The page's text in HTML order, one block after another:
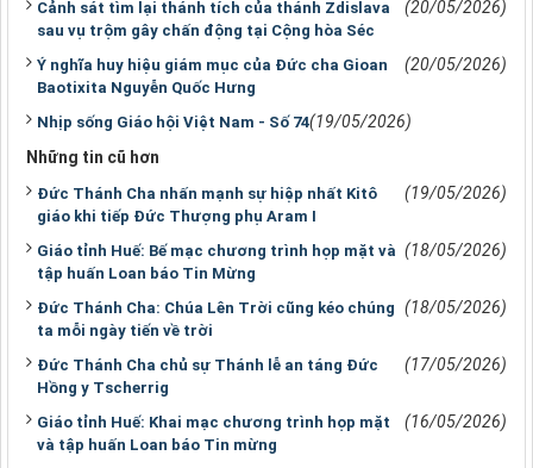
Cảnh sát tìm lại thánh tích của thánh Zdislava
sau vụ trộm gây chấn động tại Cộng hòa Séc
(20/05/2026)
Ý nghĩa huy hiệu giám mục của Đức cha Gioan
Baotixita Nguyễn Quốc Hưng
(20/05/2026)
Nhịp sống Giáo hội Việt Nam - Số 74(19/05/2026)
Những tin cũ hơn
Đức Thánh Cha nhấn mạnh sự hiệp nhất Kitô
giáo khi tiếp Đức Thượng phụ Aram I
(19/05/2026)
Giáo tỉnh Huế: Bế mạc chương trình họp mặt và
tập huấn Loan báo Tin Mừng
(18/05/2026)
Đức Thánh Cha: Chúa Lên Trời cũng kéo chúng
ta mỗi ngày tiến về trời
(18/05/2026)
Đức Thánh Cha chủ sự Thánh lễ an táng Đức
Hồng y Tscherrig
(17/05/2026)
Giáo tỉnh Huế: Khai mạc chương trình họp mặt
và tập huấn Loan báo Tin mừng
(16/05/2026)